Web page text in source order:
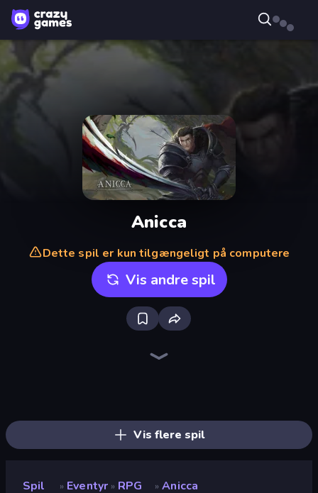
Anicca
Dette spil er kun tilgængeligt på computere
Vis andre spil
Vis flere spil
Spil » Eventyr » RPG » Anicca